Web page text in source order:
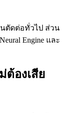
ตัดต่อทั่วไป ส่วน
Engine และ
ต้องเสีย